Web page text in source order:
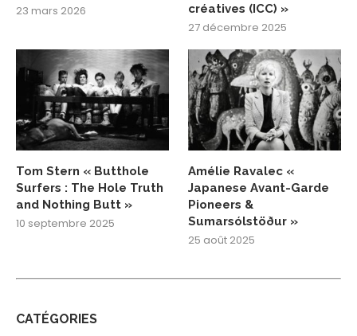
23 mars 2026
créatives (ICC) »
27 décembre 2025
Tom Stern « Butthole
Surfers : The Hole Truth
and Nothing Butt »
10 septembre 2025
Amélie Ravalec «
Japanese Avant-Garde
Pioneers &
Sumarsólstöður »
25 août 2025
CATÉGORIES